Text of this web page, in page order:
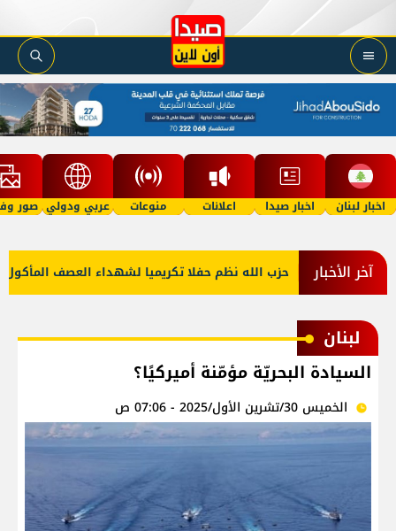
اخبار لبنان اخبار صيدا اعلانات منوعات عربي ودولي صور
آخر الأخبار حزب الله نظم حفلا تكريميا لشهداء العصف المأكول في
لبنان
السيادة البحريّة مؤمّنة أميركيًا؟
الخميس 30/تشرين الأول/2025 - 07:06 ص